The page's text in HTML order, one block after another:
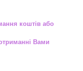
коштів або
Вами